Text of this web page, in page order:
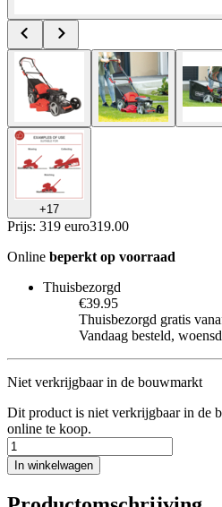
+17
Prijs: 319 euro319.00
Online beperkt op voorraad
Thuisbezorgd
€39.95
Thuisbezorgd gratis
Vandaag besteld,
Niet verkrijgbaar in de bouwmarkt
Dit product is niet verkrijgbaar in de
online te koop.
In winkelwagen